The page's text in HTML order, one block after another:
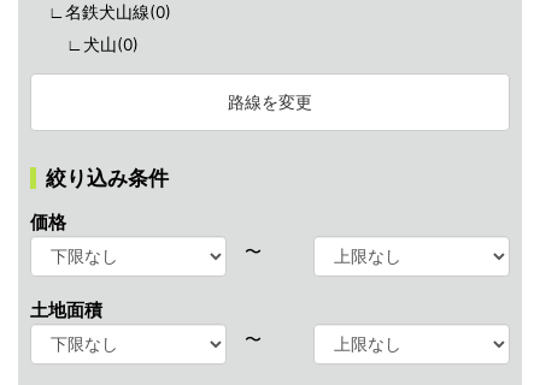
∟名鉄犬山線(0)
∟犬山(0)
路線を変更
絞り込み条件
価格
〜
土地面積
〜